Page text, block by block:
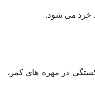
خرد می شود.
در مهره های کمر،